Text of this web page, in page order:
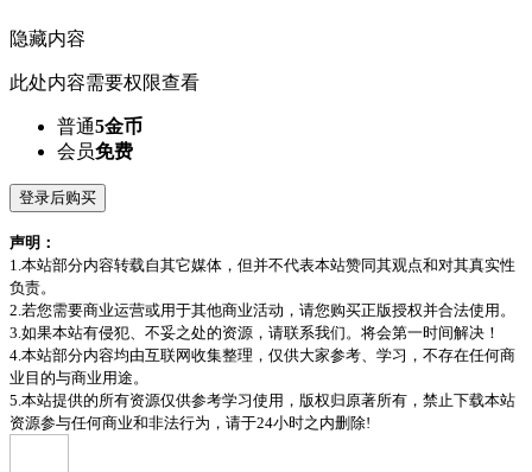
隐藏内容
此处内容需要权限查看
普通5金币
会员免费
登录后购买
声明：
1.本站部分内容转载自其它媒体，但并不代表本站赞同其观点和对其真实性
负责。
2.若您需要商业运营或用于其他商业活动，请您购买正版授权并合法使用。
3.如果本站有侵犯、不妥之处的资源，请联系我们。将会第一时间解决！
4.本站部分内容均由互联网收集整理，仅供大家参考、学习，不存在任何商
业目的与商业用途。
5.本站提供的所有资源仅供参考学习使用，版权归原著所有，禁止下载本站
资源参与任何商业和非法行为，请于24小时之内删除!